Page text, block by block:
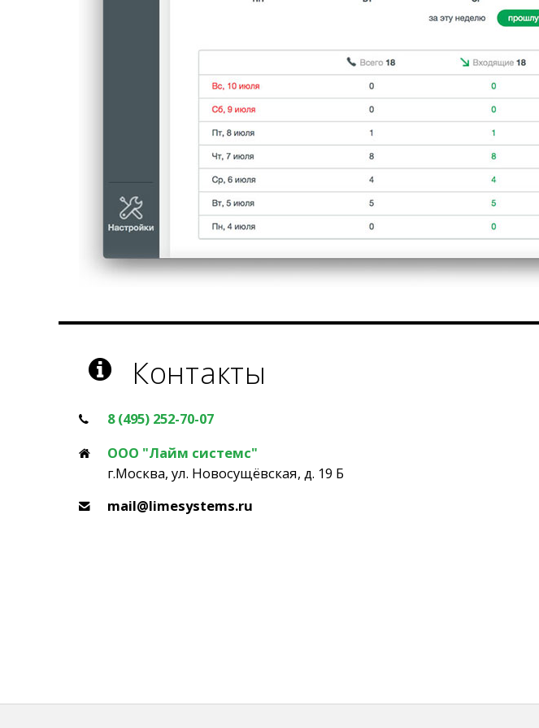
Контакты
8 (495) 252-70-07
ООО "Лайм системс"
г.Москва, ул. Новосущёвская, д. 19 Б
mail@limesystems.ru